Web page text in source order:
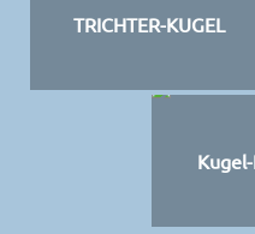
TRICHTER-KUGEL